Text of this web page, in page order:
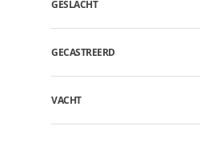
GESLACHT
GECASTREERD
VACHT